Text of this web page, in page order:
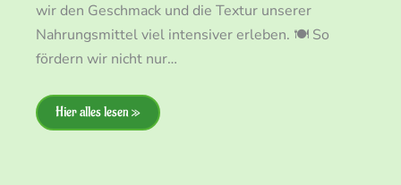
wir den Geschmack und die Textur unserer
Nahrungsmittel viel intensiver erleben. 🍽️ So
fördern wir nicht nur…
Hier alles lesen »